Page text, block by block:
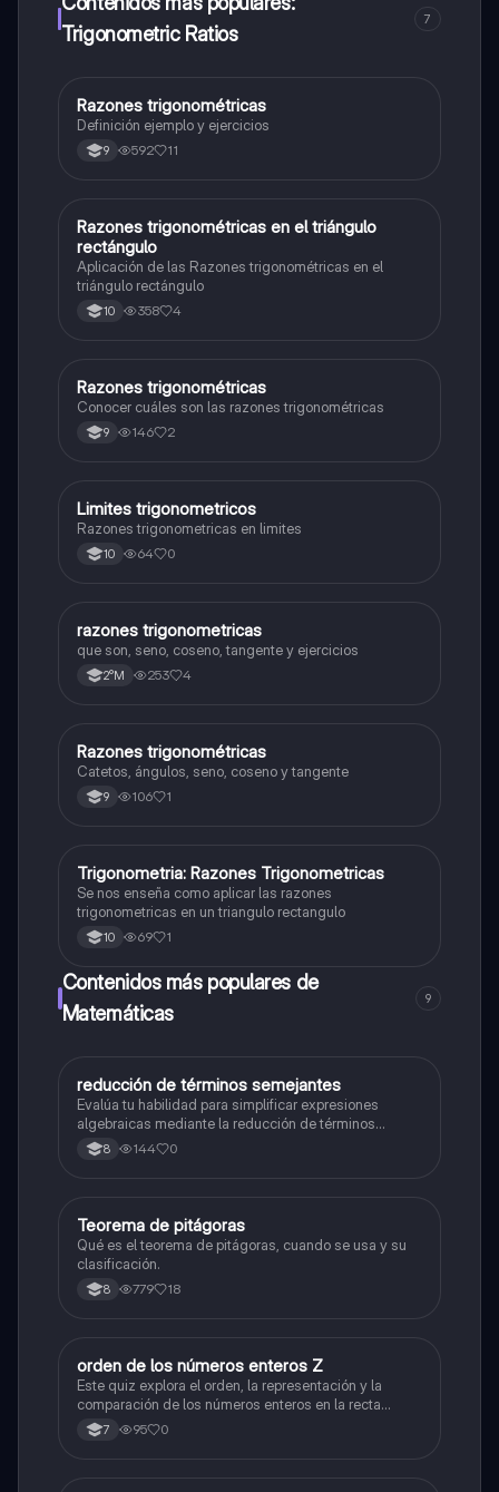
Trigonometric Ratios
7
Matemáticas
Razones trigonométricas
Definición ejemplo y ejercicios
9 592 11
Matemáticas
Razones trigonométricas en el triángulo
rectángulo
Aplicación de las Razones trigonométricas en el
triángulo rectángulo
10 358 4
Matemáticas
Razones trigonométricas
Conocer cuáles son las razones trigonométricas
9 146 2
Matemáticas
Limites trigonometricos
Razones trigonometricas en limites
10 64 0
Matemáticas
razones trigonometricas
que son, seno, coseno, tangente y ejercicios
2°M 253 4
Matemáticas
Razones trigonométricas
Catetos, ángulos, seno, coseno y tangente
9 106 1
Matemáticas
Trigonometria: Razones Trigonometricas
Se nos enseña como aplicar las razones
trigonometricas en un triangulo rectangulo
10 69 1
Contenidos más populares de
Matemáticas
9
Matemáticas
reducción de términos semejantes
Evalúa tu habilidad para simplificar expresiones
algebraicas mediante la reducción de términos
semejantes.
8 144 0
Matemáticas
Teorema de pitágoras
Qué es el teorema de pitágoras, cuando se usa y su
clasificación.
8 779 18
OMatemáticas
orden de los números enteros Z
Este quiz explora el orden, la representación y la
comparación de los números enteros en la recta
numérica.
7 95 0